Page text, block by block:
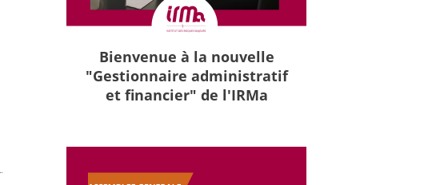
Bienvenue à la nouvelle
"Gestionnaire administratif
et financier" de l'IRMa